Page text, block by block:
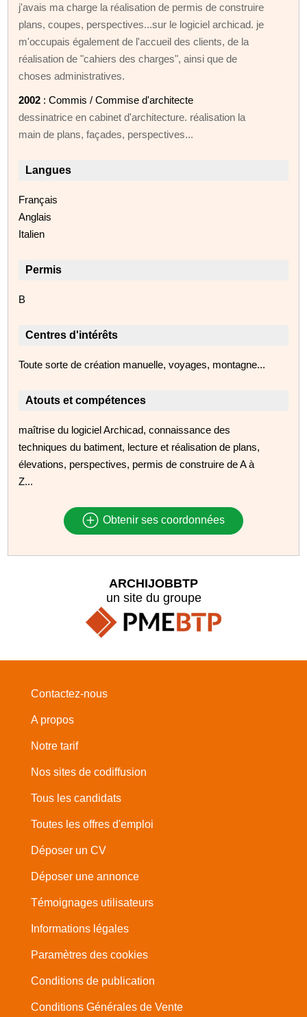
j'avais ma charge la réalisation de permis de construire
plans, coupes, perspectives...sur le logiciel archicad. je
m'occupais également de l'accueil des clients, de la
réalisation de "cahiers des charges", ainsi que de
choses administratives.
2002 : Commis / Commise d'architecte
dessinatrice en cabinet d'architecture. réalisation la
main de plans, façades, perspectives...
Langues
Français
Anglais
Italien
Permis
B
Centres d'intérêts
Toute sorte de création manuelle, voyages, montagne...
Atouts et compétences
maîtrise du logiciel Archicad, connaissance des
techniques du batiment, lecture et réalisation de plans,
élevations, perspectives, permis de construire de A à
Z...
Obtenir ses coordonnées
ARCHIJOBBTP
un site du groupe
Contactez-nous
A propos
Notre tarif
Nos sites de codiffusion
Tous les candidats
Toutes les offres d'emploi
Déposer un CV
Déposer une annonce
Témoignages utilisateurs
Informations légales
Paramètres des cookies
Conditions de publication
Conditions Générales de Vente